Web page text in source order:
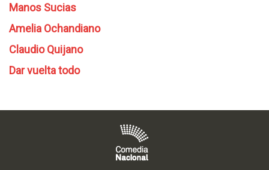
Manos Sucias
Amelia Ochandiano
Claudio Quijano
Dar vuelta todo